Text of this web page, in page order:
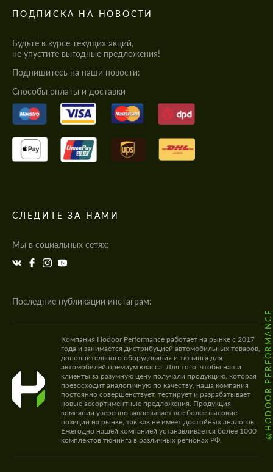
ПОДПИСКА НА НОВОСТИ
Будьте в курсе текущих акций,
не упустите выгодные предложения!
Подпишитесь на наши новости:
Cпособы оплаты и доставки
СЛЕДИТЕ ЗА НАМИ
Мы в социальных сетях:
Последние публикации инстаграм:
@HODOOR.PERFORMANCE
Компания Hodoor Performance работает на рынке с 2017
года и занимается дистрибуцией автомобильных товаров,
дополнительного оборудования и тюнинга для
автомобилей премиум класса. Для того, чтобы наши
клиенты за разумную цену получали продукцию, которая
превосходит аналогичную по качеству, наша компания
постоянно совершенствует, тестирует и разрабатывает
новые ассортиментные предложения. Продукция
компании уверенно завоевывает все более высокие
позиции на рынке, так как не имеет достойных аналогов.
Ежегодно нашей компанией устанавливается более 1000
комплектов тюнинга в различных регионах РФ.